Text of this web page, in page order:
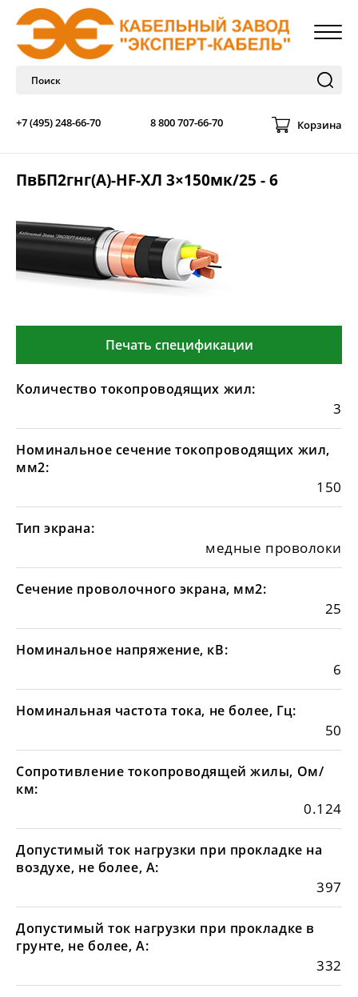
+7 (495) 248-66-70 8 800 707-66-70 Корзина
ПвБП2гнг(А)-HF-ХЛ 3×150мк/25 - 6
Печать спецификации
Количество токопроводящих жил:
3
Номинальное сечение токопроводящих жил,
мм2:
150
Тип экрана:
медные проволоки
Сечение проволочного экрана, мм2:
25
Номинальное напряжение, кВ:
6
Номинальная частота тока, не более, Гц:
50
Сопротивление токопроводящей жилы, Ом/
км:
0.124
Допустимый ток нагрузки при прокладке на
воздухе, не более, А:
397
Допустимый ток нагрузки при прокладке в
грунте, не более, А:
332